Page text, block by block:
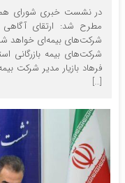
در نشست خبری شورای
مطرح شد: ارتقای آگاهی
شرکت‌های بیمه‌ای خواهد
شرکت‌های بیمه بازرگانی
فرهاد بازیار مدیر شرکت
[…]